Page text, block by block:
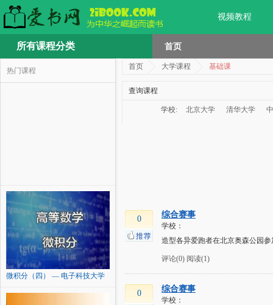
视频教程
所有课程分类 首页
热门课程
微积分（四） — 电子科技大学
首页 大学课程 基础课
查询课程
学校: 北京大学 清华大学
0 综合赛事
学校：
造型各异爱跑者在北京奥森公园
评论(0) 阅读(1)
0 综合赛事
学校：